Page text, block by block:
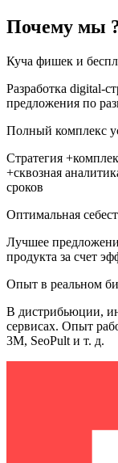
Почему мы
Куча фишек и
Разработка digital-
предложения по
Полный комплекс
Стратегия
+сквозная
сроков
Оптимальная
Лучшее
продукта за счет
Опыт в реальном
В дистрибьюции,
сервисах. Опыт
3M, SeoPult и т. д.